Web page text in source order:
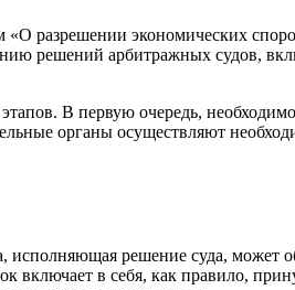
«О разрешении экономических
решений арбитражных судов,
В первую очередь,
органы осуществляют
исполняющая решение суда, может
включает в себя, как правило,